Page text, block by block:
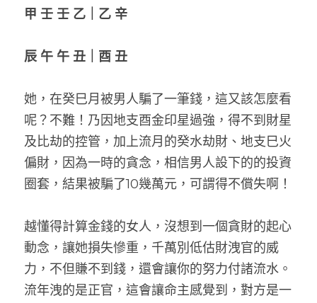
甲 壬 壬 乙｜乙 辛
辰 午 午 丑｜酉 丑
她，在癸巳月被男人騙了一筆錢，這又該怎麼看
呢？不難！乃因地支酉金印星過強，得不到財星
及比劫的控管，加上流月的癸水劫財、地支巳火
偏財，因為一時的貪念，相信男人設下的的投資
圈套，結果被騙了10幾萬元，可謂得不償失啊！
越懂得計算金錢的女人，沒想到一個貪財的起心
動念，讓她損失慘重，千萬別低估財洩官的威
力，不但賺不到錢，還會讓你的努力付諸流水。
流年洩的是正官，這會讓命主感覺到，對方是一